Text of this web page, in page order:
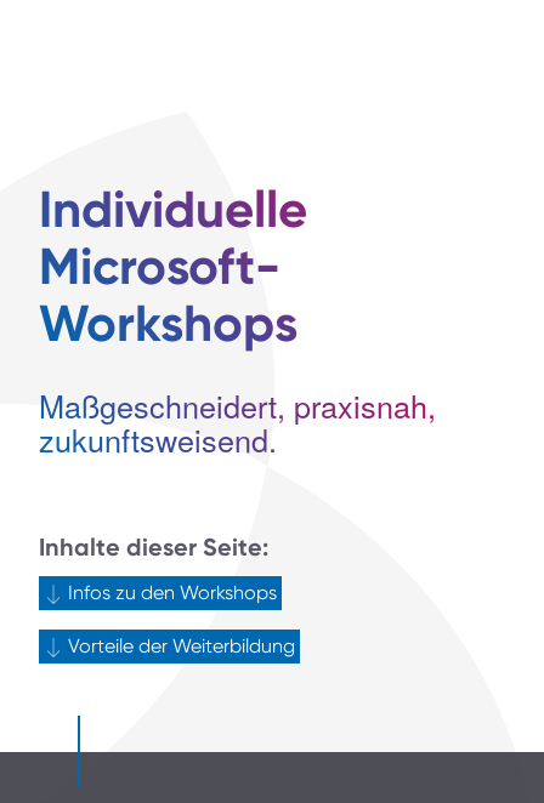
Individuelle
Microsoft-
Workshops
Maßgeschneidert, praxisnah,
zukunftsweisend.
Inhalte dieser Seite:
Infos zu den Workshops
Vorteile der Weiterbildung